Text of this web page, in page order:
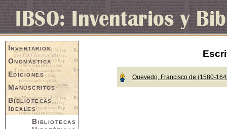
Inventarios
Onomástica
Ediciones
Manuscritos
Bibliotecas
Ideales
Bibliotecas
Quevedo, Francisco de (1580-